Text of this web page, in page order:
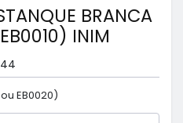
BRANCA
INIM
EB0020)